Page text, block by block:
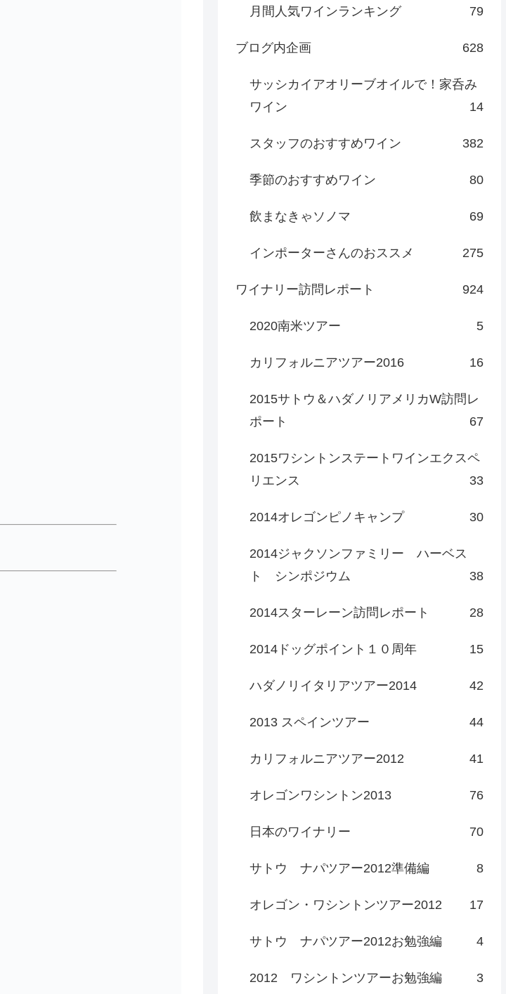
月間人気ワインランキング 79
ブログ内企画 628
サッシカイアオリーブオイルで！家呑み
ワイン
14
スタッフのおすすめワイン 382
季節のおすすめワイン 80
飲まなきゃソノマ 69
インポーターさんのおススメ 275
ワイナリー訪問レポート 924
2020南米ツアー 5
カリフォルニアツアー2016 16
2015サトウ＆ハダノリアメリカW訪問レ
ポート
67
2015ワシントンステートワインエクスペ
リエンス
33
2014オレゴンピノキャンプ 30
2014ジャクソンファミリー ハーベス
ト シンポジウム
38
2014スターレーン訪問レポート 28
2014ドッグポイント１０周年 15
ハダノリイタリアツアー2014 42
2013 スペインツアー 44
カリフォルニアツアー2012 41
オレゴンワシントン2013 76
日本のワイナリー 70
サトウ ナパツアー2012準備編 8
オレゴン・ワシントンツアー2012 17
サトウ ナパツアー2012お勉強編 4
2012 ワシントンツアーお勉強編 3